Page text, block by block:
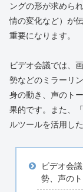
ングの形が求めら
情の変化など）が
重要になります。
ビデオ会議では、
勢などのミラーリ
身の動き、声のト
果的です。また、
ルツールを活用し
ビデオ会
勢、声の